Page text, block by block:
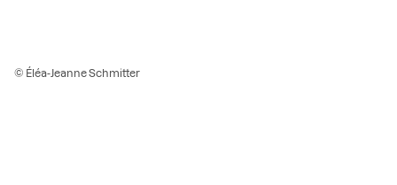
© Éléa-Jeanne Schmitter